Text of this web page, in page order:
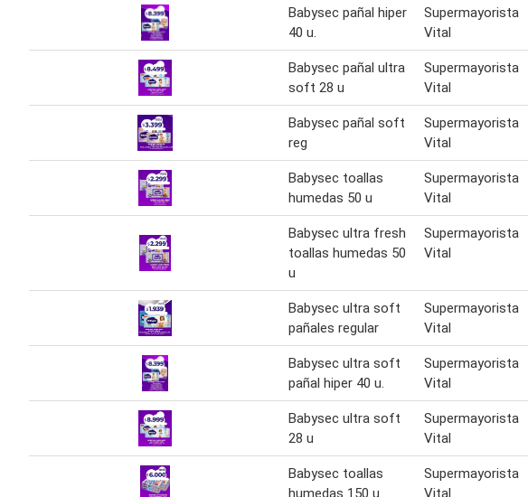
Babysec pañal hiper
40 u.
Supermayorista
Vital
Babysec pañal ultra
soft 28 u
Supermayorista
Vital
Babysec pañal soft
reg
Supermayorista
Vital
Babysec toallas
humedas 50 u
Supermayorista
Vital
Babysec ultra fresh
toallas humedas 50
u
Supermayorista
Vital
Babysec ultra soft
pañales regular
Supermayorista
Vital
Babysec ultra soft
pañal hiper 40 u.
Supermayorista
Vital
Babysec ultra soft
28 u
Supermayorista
Vital
Babysec toallas
humedas 150 u
Supermayorista
Vital